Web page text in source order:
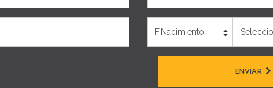
ENVIAR